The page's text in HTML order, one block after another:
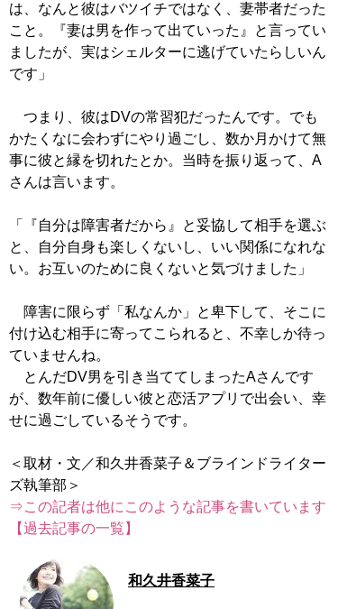
は、なんと彼はバツイチではなく、妻帯者だった
こと。『妻は男を作って出ていった』と言ってい
ましたが、実はシェルターに逃げていたらしいん
です」
つまり、彼はDVの常習犯だったんです。でも
かたくなに会わずにやり過ごし、数か月かけて無
事に彼と縁を切れたとか。当時を振り返って、A
さんは言います。
「『自分は障害者だから』と妥協して相手を選ぶ
と、自分自身も楽しくないし、いい関係になれな
い。お互いのために良くないと気づけました」
障害に限らず「私なんか」と卑下して、そこに
付け込む相手に寄ってこられると、不幸しか待っ
ていませんね。
とんだDV男を引き当ててしまったAさんです
が、数年前に優しい彼と恋活アプリで出会い、幸
せに過ごしているそうです。
＜取材・文／和久井香菜子＆ブラインドライター
⇒この記者は他にこのような記事を書いています
【過去記事の一覧】
和久井香菜子